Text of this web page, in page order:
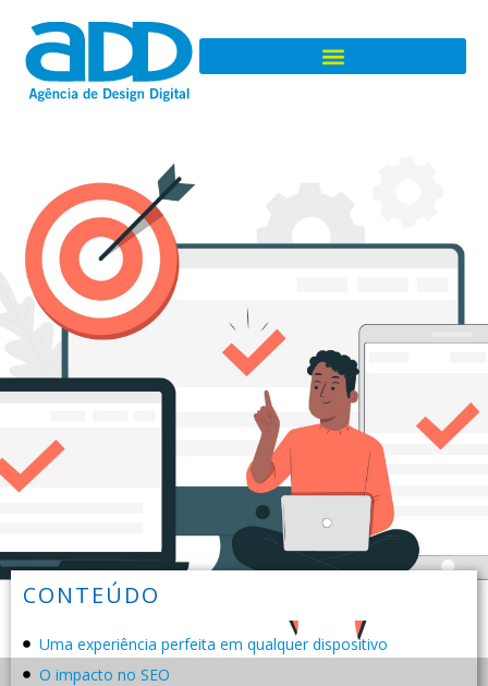
CONTEÚDO
Uma experiência perfeita em qualquer dispositivo
O impacto no SEO